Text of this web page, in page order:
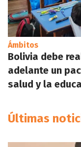
Ámbitos
Bolivia debe
adelante un
salud y la
Últimas